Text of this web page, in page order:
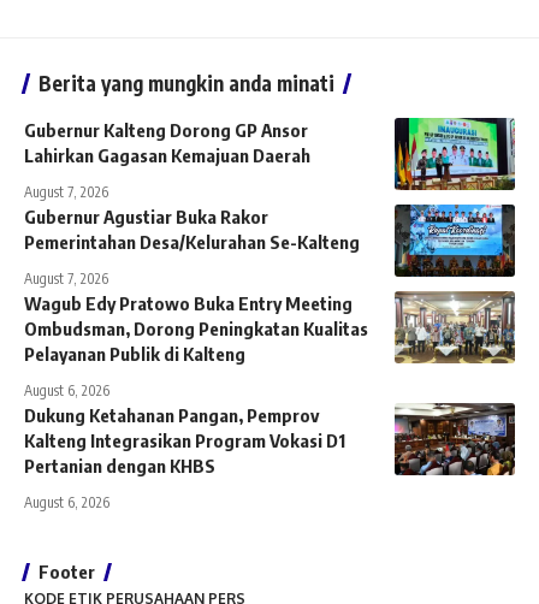
Berita yang mungkin anda minati
Gubernur Kalteng Dorong GP Ansor
Lahirkan Gagasan Kemajuan Daerah
August 7, 2026
Gubernur Agustiar Buka Rakor
Pemerintahan Desa/Kelurahan Se-Kalteng
August 7, 2026
Wagub Edy Pratowo Buka Entry Meeting
Ombudsman, Dorong Peningkatan Kualitas
Pelayanan Publik di Kalteng
August 6, 2026
Dukung Ketahanan Pangan, Pemprov
Kalteng Integrasikan Program Vokasi D1
Pertanian dengan KHBS
August 6, 2026
Footer
KODE ETIK PERUSAHAAN PERS